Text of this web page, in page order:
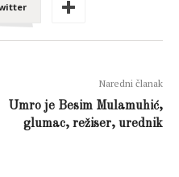
Naredni članak
Umro je Besim Mulamuhić,
glumac, režiser, urednik